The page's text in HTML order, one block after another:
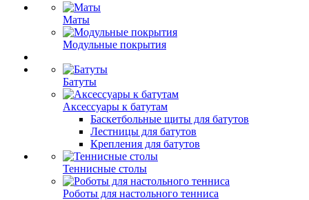
Маты
Модульные покрытия
Батуты
Аксессуары к батутам
Баскетбольные щиты для батутов
Лестницы для батутов
Крепления для батутов
Теннисные столы
Роботы для настольного тенниса